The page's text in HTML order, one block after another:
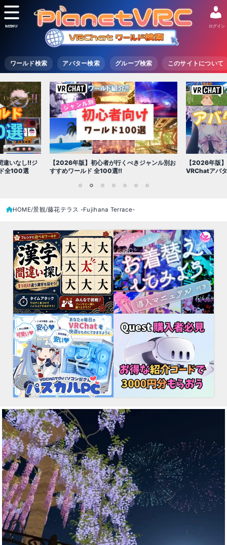
ワールド検索 アバター検索 グループ検索 このサイトについて
ログイン
MENU
違いなし!!ジ
全100選
【2026年版】初心者が行くべきジャンル別お
すすめワールド 全100選!!
【2026年版
VRChatアバ
HOME 景観 藤花テラス -Fujihana Terrace-